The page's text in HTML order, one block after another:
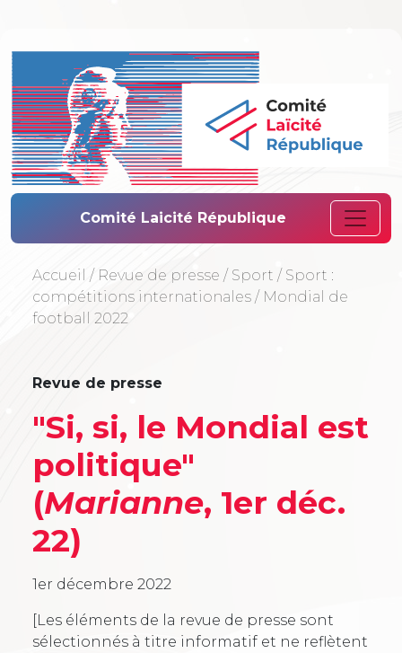
Comité Laïcité
Comité Laicité République
Accueil / Revue de presse / Sport / Sport :
compétitions internationales / Mondial de
football 2022
Revue de presse
"Si, si, le Mondial est
politique"
(Marianne, 1er déc.
22)
1er décembre 2022
[Les éléments de la revue de presse sont
sélectionnés à titre informatif et ne reflètent